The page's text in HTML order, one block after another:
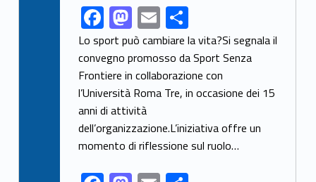
Link identifier share facebook archive #share-link-archive-41803F
ac
e
b
o
o
k
M
as
to
d
o
n
E
m
ai
l
S
h
ar
e
Lo sport può cambiare la vita?Si segnala il
convegno promosso da Sport Senza
Frontiere in collaborazione con
l’Università Roma Tre, in occasione dei 15
anni di attività
dell’organizzazione.L’iniziativa offre un
momento di riflessione sul ruolo…